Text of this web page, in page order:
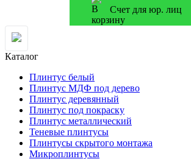
Счет для юр. лиц
Каталог
Плинтус белый
Плинтус МДФ под дерево
Плинтус деревянный
Плинтус под покраску
Плинтус металлический
Теневые плинтусы
Плинтусы скрытого монтажа
Микроплинтусы